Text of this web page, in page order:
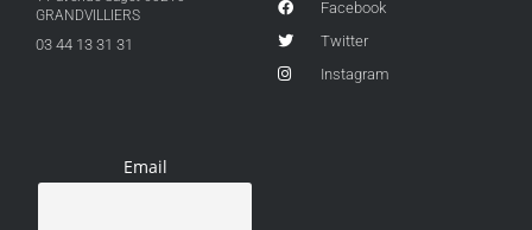
GRANDVILLIERS
03 44 13 31 31
Facebook
Twitter
Instagram
Email